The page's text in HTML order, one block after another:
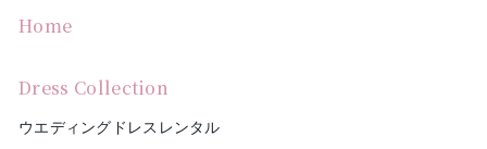
Home
Dress Collection
ウエディングドレスレンタル